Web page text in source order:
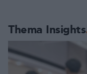
Thema Insights